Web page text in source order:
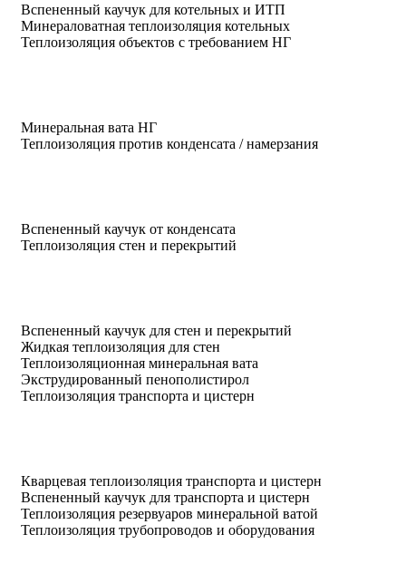
Вспененный каучук для котельных и ИТП
Минераловатная теплоизоляция котельных
Теплоизоляция объектов с требованием НГ
Минеральная вата НГ
Теплоизоляция против конденсата / намерзания
Вспененный каучук от конденсата
Теплоизоляция стен и перекрытий
Вспененный каучук для стен и перекрытий
Жидкая теплоизоляция для стен
Теплоизоляционная минеральная вата
Экструдированный пенополистирол
Теплоизоляция транспорта и цистерн
Кварцевая теплоизоляция транспорта и цистерн
Вспененный каучук для транспорта и цистерн
Теплоизоляция резервуаров минеральной ватой
Теплоизоляция трубопроводов и оборудования